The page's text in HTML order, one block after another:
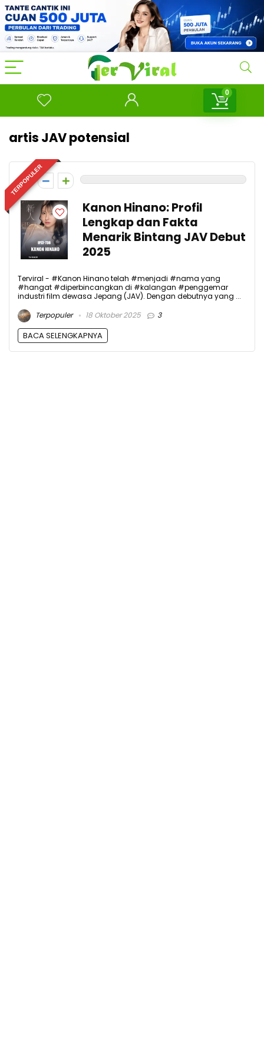
0
artis JAV potensial
TERPOPULER
0
Kanon Hinano: Profil
Lengkap dan Fakta
Menarik Bintang JAV Debut
2025
Terviral - #Kanon Hinano telah #menjadi #nama yang
#hangat #diperbincangkan di #kalangan #penggemar
industri film dewasa Jepang (JAV). Dengan debutnya yang ...
Terpopuler
18 Oktober 2025 3
BACA SELENGKAPNYA